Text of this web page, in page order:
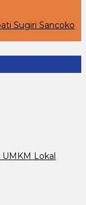
Sugiri Sancoko
UMKM Lokal